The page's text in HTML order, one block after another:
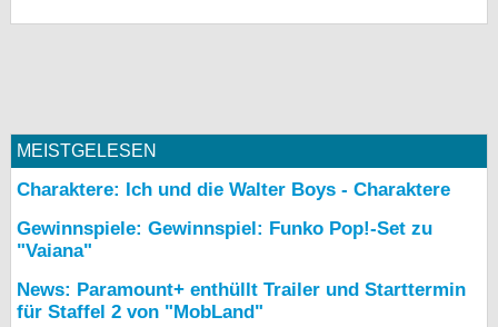
MEISTGELESEN
Charaktere: Ich und die Walter Boys - Charaktere
Gewinnspiele: Gewinnspiel: Funko Pop!-Set zu
"Vaiana"
News: Paramount+ enthüllt Trailer und Starttermin
für Staffel 2 von "MobLand"